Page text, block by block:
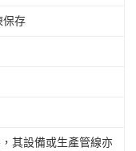
保存
其設備或生產管線亦